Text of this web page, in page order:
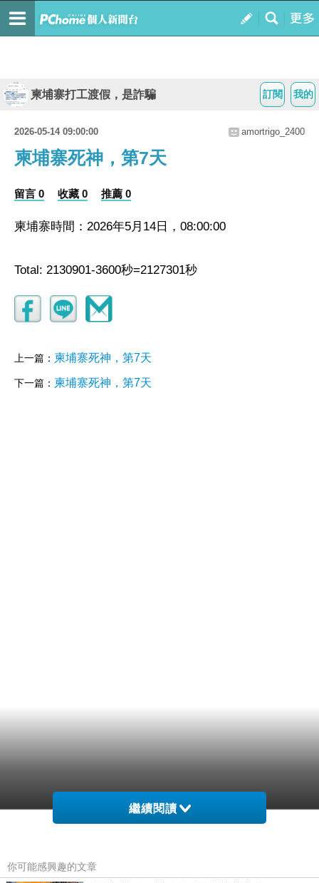
我的
訂閱
柬埔寨打工渡假，是詐騙
2026-05-14 09:00:00 amortrigo_2400
柬埔寨死神，第7天
留言 0 收藏 0 推薦 0
柬埔寨時間：2026年5月14日，08:00:00
Total: 2130901-3600秒=2127301秒
上一篇： 柬埔寨死神，第7天
下一篇： 柬埔寨死神，第7天
繼續閱讀
你可能感興趣的文章